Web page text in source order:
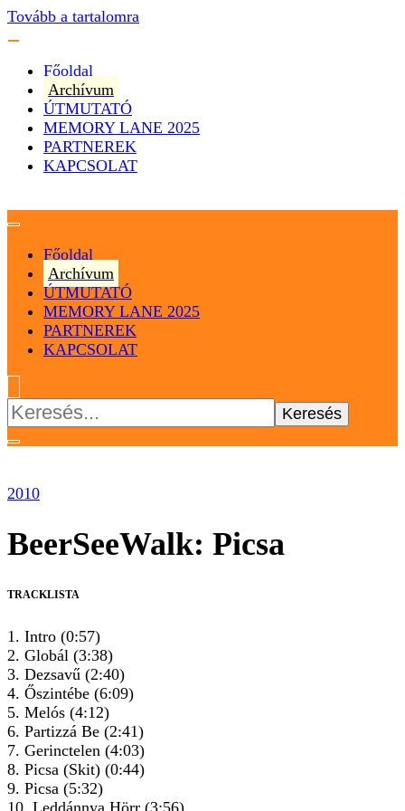
Tovább a tartalomra
Főoldal
Archívum
ÚTMUTATÓ
MEMORY LANE 2025
PARTNEREK
KAPCSOLAT
Magyar Hip Hop Archívum
Magyarország
Főoldal
Archívum
ÚTMUTATÓ
MEMORY LANE 2025
PARTNEREK
KAPCSOLAT
Keresés:
2010
BeerSeeWalk: Picsa
TRACKLISTA
1. Intro (0:57)
2. Globál (3:38)
3. Dezsavű (2:40)
4. Őszintébe (6:09)
5. Melós (4:12)
6. Partizzá Be (2:41)
7. Gerinctelen (4:03)
8. Picsa (Skit) (0:44)
9. Picsa (5:32)